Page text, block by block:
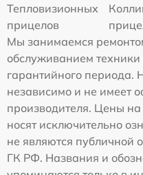
Тепловизионных
прицелов
Мы занимаемся
обслуживанием техники
гарантийного периода.
независимо и не имеет
производителя. Цены
носят исключительно
не являются публичной
ГК РФ. Названия и